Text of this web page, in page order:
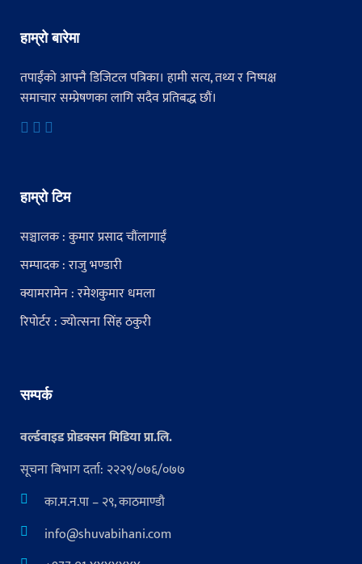
हाम्रो बारेमा
तपाईंको आफ्नै डिजिटल पत्रिका। हामी सत्य, तथ्य र निष्पक्ष
समाचार सम्प्रेषणका लागि सदैव प्रतिबद्ध छौं।
हाम्रो टिम
सञ्चालक : कुमार प्रसाद चौंलागाईं
सम्पादक : राजु भण्डारी
क्यामरामेन : रमेशकुमार धमला
रिपोर्टर : ज्योत्सना सिंह ठकुरी
सम्पर्क
वर्ल्डवाइड प्रोडक्सन मिडिया प्रा.लि.
सूचना बिभाग दर्ता: २२२९/०७६/०७७
का.म.न.पा – २९, काठमाण्डौ
info@shuvabihani.com